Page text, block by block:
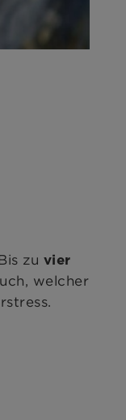
zu vier
welcher